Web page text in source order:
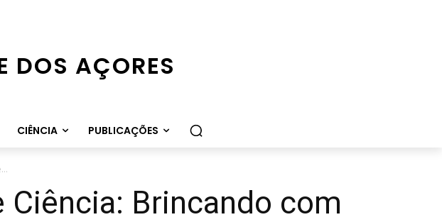
DOS AÇORES
CIÊNCIA PUBLICAÇÕES
Ciência: Brincando com